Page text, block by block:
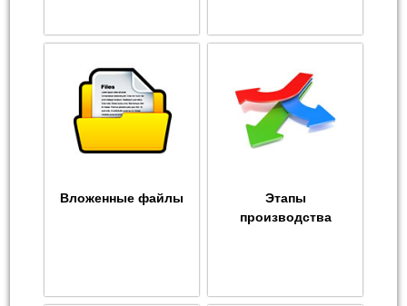
Вложенные файлы
Этапы
производства